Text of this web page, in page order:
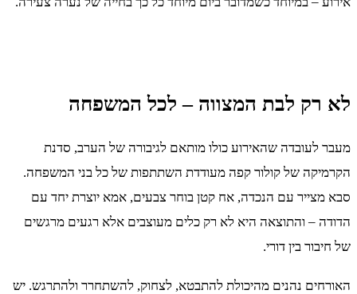
לא רק לבת המצווה – לכל המשפחה
מעבר לעובדה שהאירוע כולו מותאם לגיבורה של הערב, סדנת
הקרמיקה של קולור קפה מעודדת השתתפות של כל בני המשפחה.
סבא מצייר עם הנכדה, אח קטן בוחר צבעים, אמא יוצרת יחד עם
הדודה – והתוצאה היא לא רק כלים מעוצבים אלא רגעים מרגשים
של חיבור בין דורי.
האורחים נהנים מהיכולת להתבטא, לצחוק, להשתחרר ולהתרגש. יש